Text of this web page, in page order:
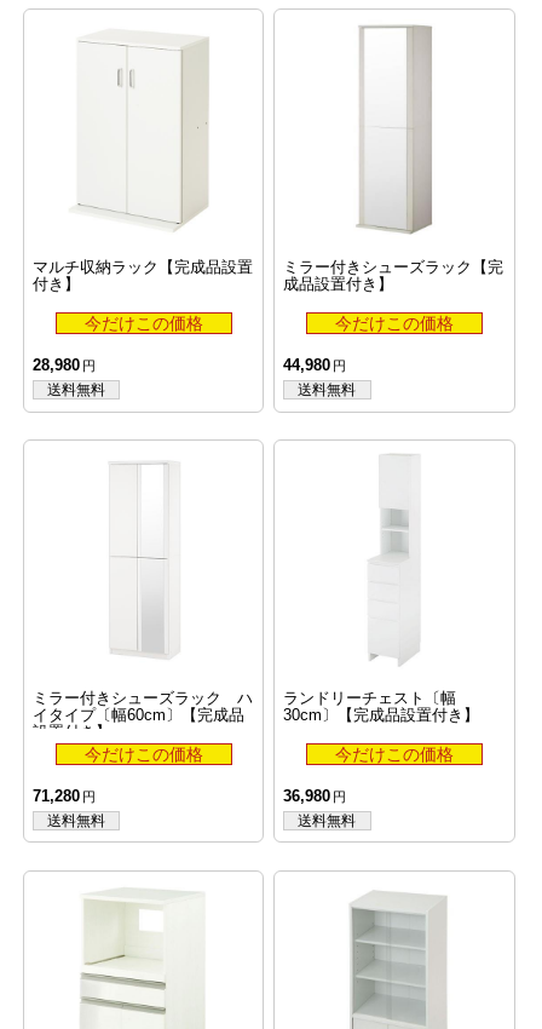
マルチ収納ラック【完成品設置
付き】
28,980
ミラー付きシューズラック【完
成品設置付き】
44,980
ミラー付きシューズラック ハ
イタイプ〔幅60cm〕【完成品
設置付き】
71,280
ランドリーチェスト〔幅
30cm〕【完成品設置付き】
36,980